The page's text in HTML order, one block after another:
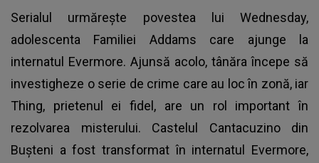
Serialul urmărește povestea lui Wednesday,
adolescenta Familiei Addams care ajunge la
internatul Evermore. Ajunsă acolo, tânăra începe să
investigheze o serie de crime care au loc în zonă, iar
Thing, prietenul ei fidel, are un rol important în
rezolvarea misterului. Castelul Cantacuzino din
Bușteni a fost transformat în internatul Evermore,